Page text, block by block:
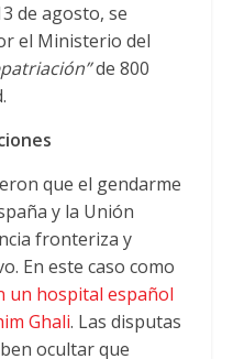
de agosto, se
el Ministerio del
de 800
que el gendarme
y la Unión
fronteriza y
En este caso como
un hospital español
Ghali. Las disputas
ocultar que